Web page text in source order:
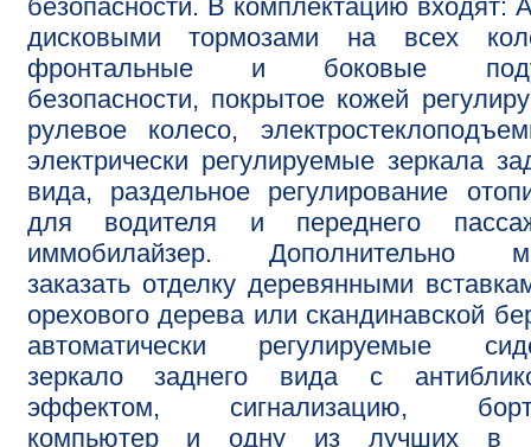
безопасности. В комплектацию входят:
дисковыми тормозами на всех
фронтальные и боковые
безопасности, покрытое кожей
рулевое колесо,
электрически регулируемые зеркала
вида, раздельное регулирование
для водителя и переднего
иммобилайзер. Дополнительно
заказать отделку деревянными
орехового дерева или скандинавской
автоматически регулируемые
зеркало заднего вида с
эффектом, сигнализацию,
компьютер и одну из лучших в